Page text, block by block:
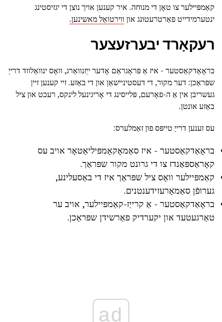
קאַמפּיילער צו טאָן די מנוחה. איר קענען אויך נוצן די יגזיסטינג
ינטערמידייט פאַרטרעטונג און ווירטואַל מאשינען.
רעקאָרד יבערזעצער
בראָאַדקאַסטער - איז אַ פּראָגראַם אָדער ייַזנוואַרג, וואָס ינוואַלווד דרייַ
שפּראַכן: דער מקור, די דעסטיניישאַן און די באַזע. זיי קענען זיין
געשריבן אין אַ ה-פאָרעם, פּלייסינג די אָריגינעל לינקס, רעכט און ציל
באַזע אונטן.
עס זענען דרייַ טייפּס פון זאַמלערס:
בראָאַדקאַסטער - איז סאַמאָקאָמפּיליאַטאָר אויב עס
קאָראַספּאַנדז צו די גרונט מקור שפּראַך.
קאַמפּיילער וואָס ציל שפּראַך איז די באַסעלינע,
גערופֿן סאַמאָרעזידענטנים.
בראָאַדקאַסטער - אַ קרייַז-קאַמפּיילער, אויב ער
טאַרגעטעד און יקערדיק פאַרשידן שפּראַכן.
ad